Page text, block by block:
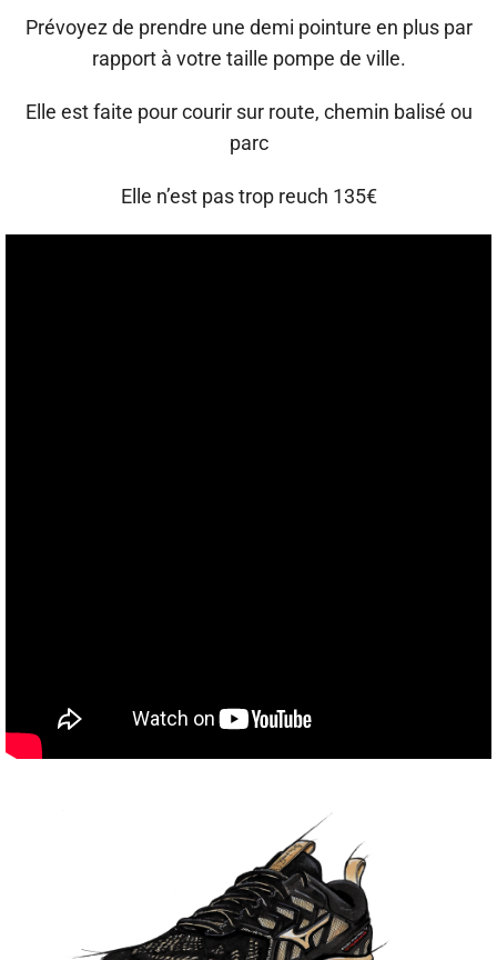
Prévoyez de prendre une demi pointure en plus par
rapport à votre taille pompe de ville.
Elle est faite pour courir sur route, chemin balisé ou
parc
Elle n’est pas trop reuch 135€